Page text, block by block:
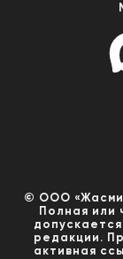
© ООО
Полная или
редакции.
активная